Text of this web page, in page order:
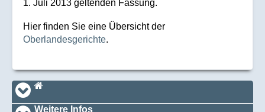
1. Juli 2013 geltenden Fassung.
Hier finden Sie eine Übersicht der
Oberlandesgerichte.
Navi_footer
Startseite
Weitere Infos